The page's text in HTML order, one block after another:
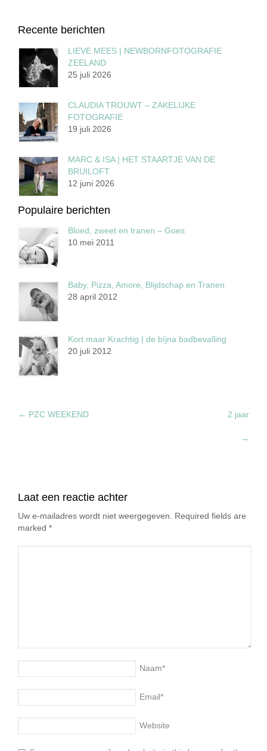
Recente berichten
LIEVE MEES | NEWBORNFOTOGRAFIE
ZEELAND
25 juli 2026
CLAUDIA TROUWT – ZAKELIJKE
FOTOGRAFIE
19 juli 2026
MARC & ISA | HET STAARTJE VAN DE
BRUILOFT
12 juni 2026
Populaire berichten
Bloed, zweet en tranen – Goes
10 mei 2011
Baby, Pizza, Amore, Blijdschap en Tranen
28 april 2012
Kort maar Krachtig | de bíjna badbevalling
20 juli 2012
← PZC WEEKEND 2 jaar
→
Laat een reactie achter
Uw e-mailadres wordt niet weergegeven. Required fields are
marked *
Naam*
Email*
Website